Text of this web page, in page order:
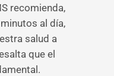
recomienda,
al día,
salud a
que el